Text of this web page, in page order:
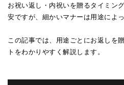
お祝い返し・内祝いを贈るタイミン
安ですが、細かいマナーは用途によ
この記事では、用途ごとにお返しを
トをわかりやすく解説します。